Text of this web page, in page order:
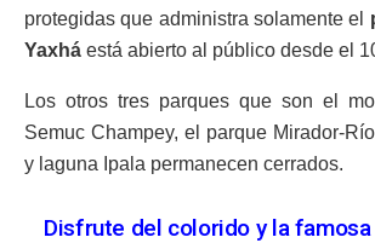
protegidas que administra solamente el
Yaxhá está abierto al público desde el
Los otros tres parques que son el
Semuc Champey, el parque Mirador-
y laguna Ipala permanecen cerrados.
Disfrute del colorido y la